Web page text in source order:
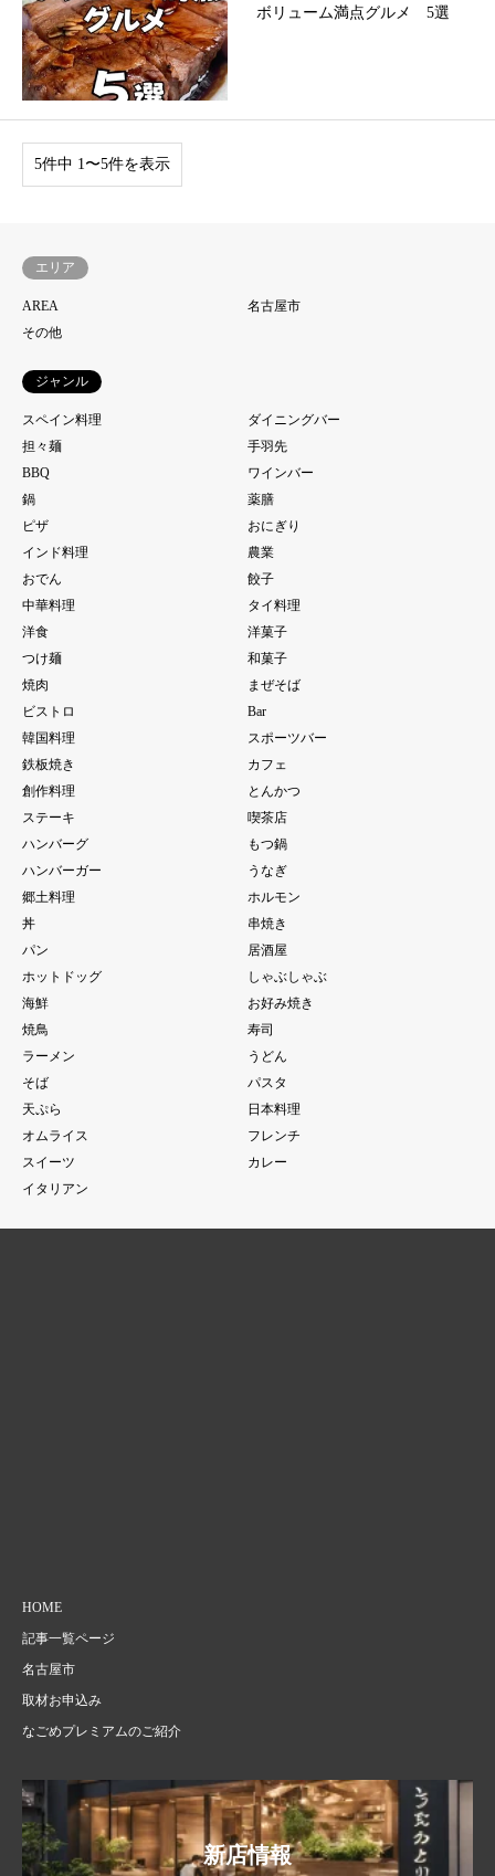
ボリューム満点グルメ 5選
5件中 1〜5件を表示
エリア
AREA
名古屋市
その他
ジャンル
スペイン料理
ダイニングバー
担々麺
手羽先
BBQ
ワインバー
鍋
薬膳
ピザ
おにぎり
インド料理
農業
おでん
餃子
中華料理
タイ料理
洋食
洋菓子
つけ麺
和菓子
焼肉
まぜそば
ビストロ
Bar
韓国料理
スポーツバー
鉄板焼き
カフェ
創作料理
とんかつ
ステーキ
喫茶店
ハンバーグ
もつ鍋
ハンバーガー
うなぎ
郷土料理
ホルモン
丼
串焼き
パン
居酒屋
ホットドッグ
しゃぶしゃぶ
海鮮
お好み焼き
焼鳥
寿司
ラーメン
うどん
そば
パスタ
天ぷら
日本料理
オムライス
フレンチ
スイーツ
カレー
イタリアン
HOME
記事一覧ページ
名古屋市
取材お申込み
なごめプレミアムのご紹介
新店情報